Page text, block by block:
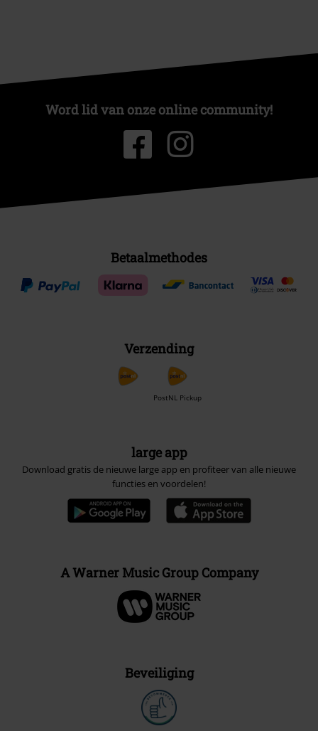
Word lid van onze online community!
Betaalmethodes
Verzending
PostNL Pickup
large app
Download gratis de nieuwe large app en profiteer van alle nieuwe
functies en voordelen!
A Warner Music Group Company
Beveiliging